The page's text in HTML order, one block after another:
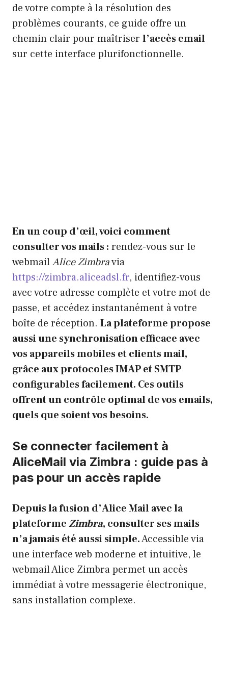
de votre compte à la résolution des
problèmes courants, ce guide offre un
chemin clair pour maîtriser l’accès email
sur cette interface plurifonctionnelle.
En un coup d’œil, voici comment
consulter vos mails : rendez-vous sur le
webmailAlice Zimbravia
https://zimbra.aliceadsl.fr, identifiez-vous
avec votre adresse complète et votre mot de
passe, et accédez instantanément à votre
boîte de réception. La plateforme propose
aussi une synchronisation efficace avec
vos appareils mobiles et clients mail,
grâce aux protocoles IMAP et SMTP
configurables facilement. Ces outils
offrent un contrôle optimal de vos emails,
quels que soient vos besoins.
Se connecter facilement à
AliceMail via Zimbra : guide pas à
pas pour un accès rapide
Depuis la fusion d’Alice Mail avec la
plateformeZimbra, consulter ses mails
n’a jamais été aussi simple.Accessible via
une interface web moderne et intuitive, le
webmail Alice Zimbra permet un accès
immédiat à votre messagerie électronique,
sans installation complexe.